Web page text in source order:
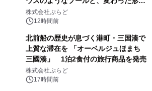
サウナも 「THE BOXY AWAJI」のお
得な素泊まり連泊プランで
株式会社ぷらど
12時間前
北前船の歴史が息づく港町・三国湊で
上質な滞在を 「オーベルジュほまち
三國湊」 1泊2食付の旅行商品を発売
株式会社ぷらど
17時間前